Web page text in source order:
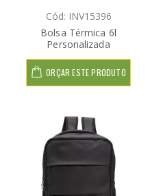
Cód: INV15396
Bolsa Térmica 6l
Personalizada
ORÇAR ESTE PRODUTO